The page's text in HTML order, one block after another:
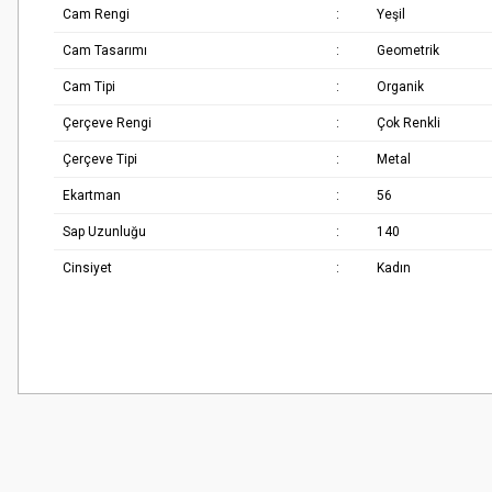
Cam Rengi : Yeşil
Cam Tasarımı : Geometrik
Cam Tipi : Organik
Çerçeve Rengi : Çok Renkli
Çerçeve Tipi : Metal
Ekartman : 56
Sap Uzunluğu : 140
Cinsiyet : Kadın
Görüş ve önerileriniz için teşekkür ederiz.